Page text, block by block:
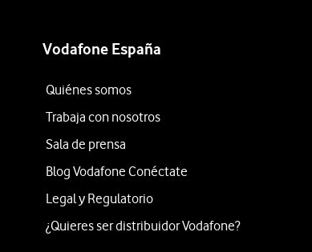
Vodafone España
Quiénes somos
Trabaja con nosotros
Sala de prensa
Blog Vodafone Conéctate
Legal y Regulatorio
¿Quieres ser distribuidor Vodafone?